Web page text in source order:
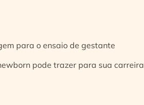
para o ensaio de gestante
pode trazer para sua carreira